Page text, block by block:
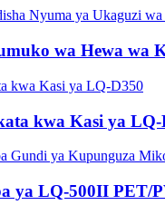
wa Hewa wa
kwa Kasi ya LQ-
ya LQ-500II PET/